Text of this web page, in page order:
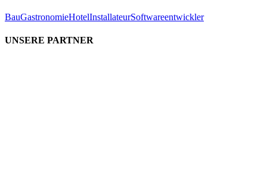
BauGastronomieHotelInstallateurSoftwareentwickler
UNSERE PARTNER